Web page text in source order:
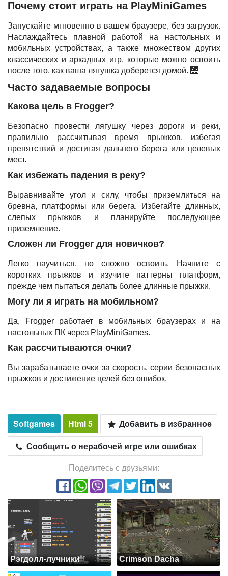
Почему стоит играть на PlayMiniGames
Запускайте мгновенно в вашем браузере, без загрузок.
Наслаждайтесь плавной работой на настольных и
мобильных устройствах, а также множеством других
классических и аркадных игр, которые можно освоить
после того, как ваша лягушка доберется домой. 🌉
Часто задаваемые вопросы
Какова цель в Frogger?
Безопасно провести лягушку через дороги и реки,
правильно рассчитывая время прыжков, избегая
препятствий и достигая дальнего берега или целевых
мест.
Как избежать падения в реку?
Выравнивайте угол и силу, чтобы приземлиться на
бревна, платформы или берега. Избегайте длинных,
слепых прыжков и планируйте последующее
приземление.
Сложен ли Frogger для новичков?
Легко научиться, но сложно освоить. Начните с
коротких прыжков и изучите паттерны платформ,
прежде чем пытаться делать более длинные прыжки.
Могу ли я играть на мобильном?
Да, Frogger работает в мобильных браузерах и на
настольных ПК через PlayMiniGames.
Как рассчитываются очки?
Вы зарабатываете очки за скорость, серии безопасных
прыжков и достижение целей без ошибок.
Softgames Html 5
Добавить в избранное
Сообщить о нерабочей игре или ошибках
Поделитесь с друзьями:
Рэгдолл-лучники Crimson Dacha